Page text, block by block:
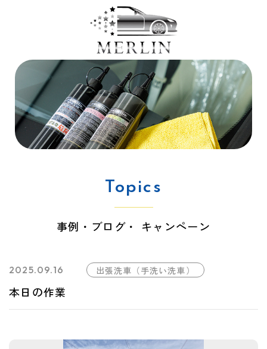
Topics
事例・ブログ・ キャンペーン
2025.09.16 出張洗車（手洗い洗車）
本日の作業